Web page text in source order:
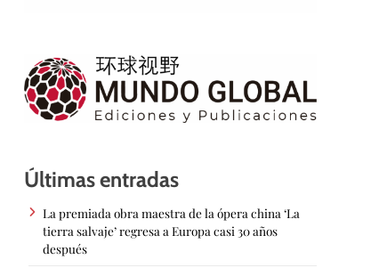
Últimas entradas
La premiada obra maestra de la ópera china ‘La
tierra salvaje’ regresa a Europa casi 30 años
después